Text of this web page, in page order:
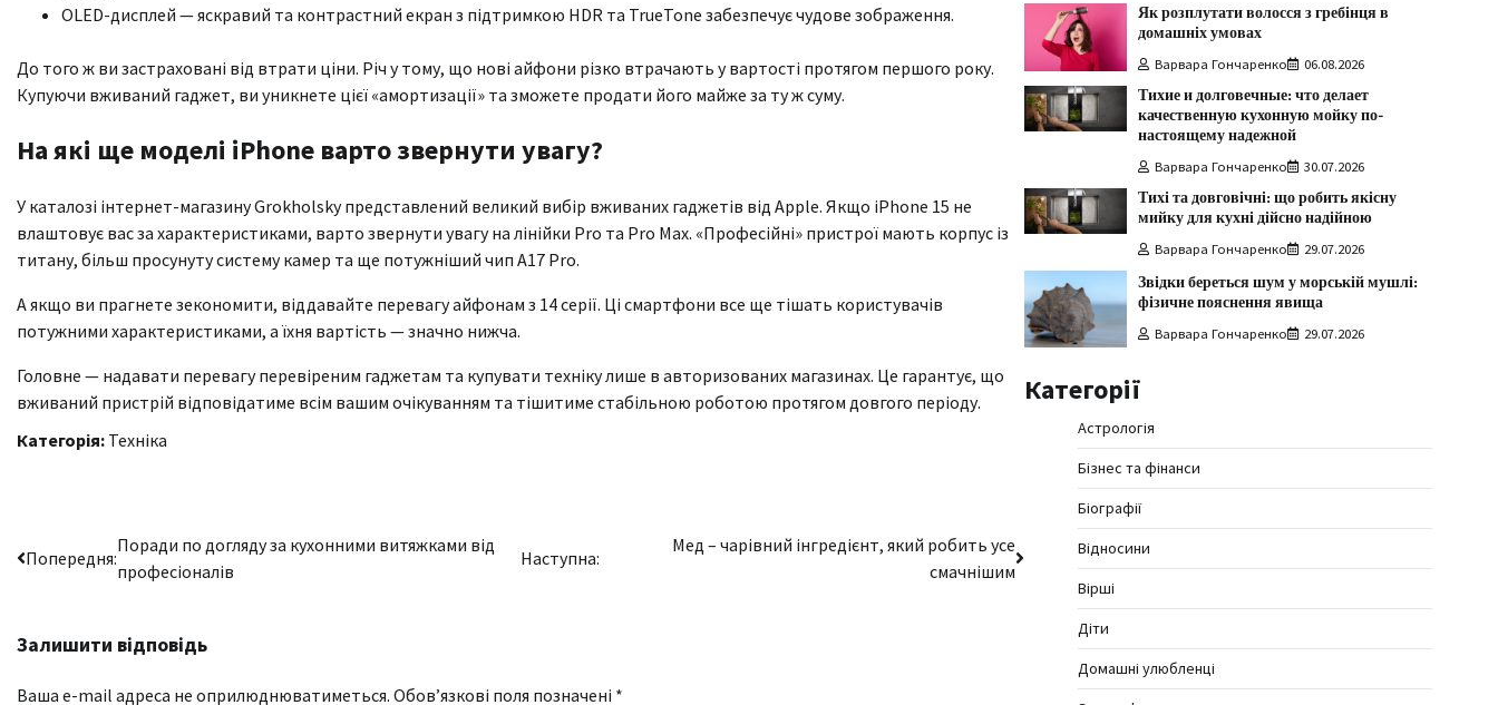
OLED-дисплей — яскравий та контрастний екран з підтримкою HDR та TrueTone забезпечує чудове зображення.
До того ж ви застраховані від втрати ціни. Річ у тому, що нові айфони різко втрачають у вартості протягом першого року.
Купуючи вживаний гаджет, ви уникнете цієї «амортизації» та зможете продати його майже за ту ж суму.
На які ще моделі iPhone варто звернути увагу?
У каталозі інтернет-магазину Grokholsky представлений великий вибір вживаних гаджетів від Apple. Якщо iPhone 15 не
влаштовує вас за характеристиками, варто звернути увагу на лінійки Pro та Pro Max. «Професійні» пристрої мають корпус із
титану, більш просунуту систему камер та ще потужніший чип А17 Pro.
А якщо ви прагнете зекономити, віддавайте перевагу айфонам з 14 серії. Ці смартфони все ще тішать користувачів
потужними характеристиками, а їхня вартість — значно нижча.
Головне — надавати перевагу перевіреним гаджетам та купувати техніку лише в авторизованих магазинах. Це гарантує, що
вживаний пристрій відповідатиме всім вашим очікуванням та тішитиме стабільною роботою протягом довгого періоду.
Категорія: Техніка
Навігація
Попередня:
Поради по догляду за кухонними витяжками від
професіоналів
Наступна:
Мед – чарівний інгредієнт, який робить усе
смачнішим
Залишити відповідь
Ваша e-mail адреса не оприлюднюватиметься. Обов’язкові поля позначені *
Як розплутати волосся з гребінця в
домашніх умовах
Варвара Гончаренко 06.08.2026
Тихие и долговечные: что делает
качественную кухонную мойку по-
настоящему надежной
Варвара Гончаренко 30.07.2026
Тихі та довговічні: що робить якісну
мийку для кухні дійсно надійною
Варвара Гончаренко 29.07.2026
Звідки береться шум у морській мушлі:
фізичне пояснення явища
Варвара Гончаренко 29.07.2026
Категорії
Астрологія
Бізнес та фінанси
Біографії
Відносини
Вірші
Діти
Домашні улюбленці